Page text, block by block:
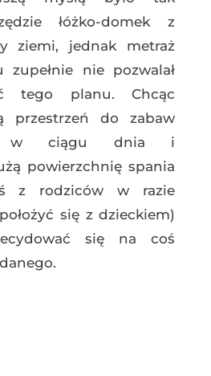
łóżko-domek z
ziemi, jednak metraż
zupełnie nie pozwalał
tego planu. Chcąc
przestrzeń do zabaw
w ciągu dnia i
powierzchnię spania
z rodziców w razie
się z dzieckiem)
się na coś